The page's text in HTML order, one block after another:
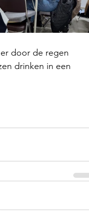
door de regen
drinken in een